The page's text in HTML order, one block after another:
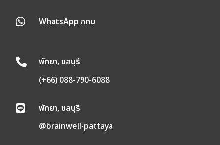
 WhatsApp กทม

พัทยา, ชลบุรี
(+66) 088-790-6088

พัทยา, ชลบุรี
@brainwell-pattaya